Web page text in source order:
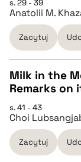
pobierz cytat
BIBTEX
s. 29 - 39
Anatolii M.
Zacytuj
pobierz cytat
Milk in the
Remarks on
s. 41 - 43
Choi
Zacytuj